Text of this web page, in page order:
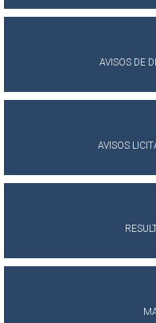
AVISOS DE
AVISOS